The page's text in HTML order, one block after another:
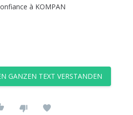
à KOMPAN
GANZEN TEXT VERSTANDEN